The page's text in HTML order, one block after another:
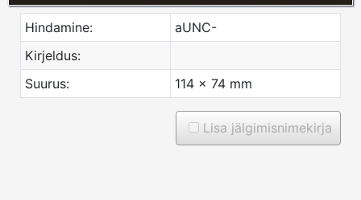
Hindamine:
aUNC-
Kirjeldus:
Suurus:
114 x 74 mm
Lisa jälgimisnimekirja